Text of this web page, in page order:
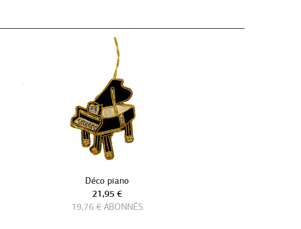
Déco piano
Prix ​​actuel
21,95 €
19,76 € ABONNÉS